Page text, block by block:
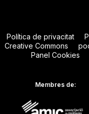
Política de privacitat
Creative Commons
Panel Cookies
Membres de: